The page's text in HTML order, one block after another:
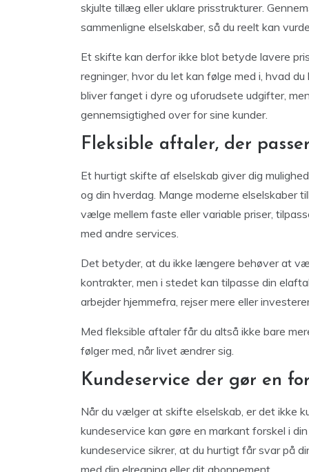
skjulte tillæg eller uklare prisstrukturer.
sammenligne elselskaber, så du reelt kan
Et skifte kan derfor ikke blot betyde lavere
regninger, hvor du let kan følge med i, hvad
bliver fanget i dyre og uforudsete udgifter,
gennemsigtighed over for sine kunder.
Fleksible aftaler, der
Et hurtigt skifte af elselskab giver dig
og din hverdag. Mange moderne elselskaber
vælge mellem faste eller variable priser,
med andre services.
Det betyder, at du ikke længere behøver at
kontrakter, men i stedet kan tilpasse din
arbejder hjemmefra, rejser mere eller
Med fleksible aftaler får du altså ikke bare
følger med, når livet ændrer sig.
Kundeservice der gør en
Når du vælger at skifte elselskab, er det ikke
kundeservice kan gøre en markant forskel i
kundeservice sikrer, at du hurtigt får svar på
med din elregning eller dit abonnement.